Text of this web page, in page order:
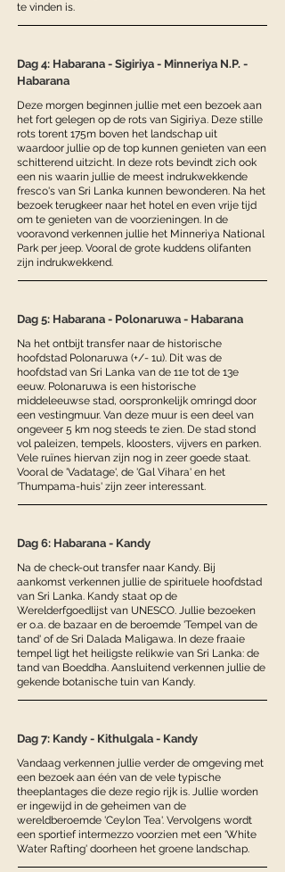
te vinden is.
Dag 4: Habarana - Sigiriya - Minneriya N.P. -
Habarana
Deze morgen beginnen jullie met een bezoek aan
het fort gelegen op de rots van Sigiriya. Deze stille
rots torent 175m boven het landschap uit
waardoor jullie op de top kunnen genieten van een
schitterend uitzicht. In deze rots bevindt zich ook
een nis waarin jullie de meest indrukwekkende
fresco's van Sri Lanka kunnen bewonderen. Na het
bezoek terugkeer naar het hotel en even vrije tijd
om te genieten van de voorzieningen. In de
vooravond verkennen jullie het Minneriya National
Park per jeep. Vooral de grote kuddens olifanten
zijn indrukwekkend.
Dag 5: Habarana - Polonaruwa - Habarana
Na het ontbijt transfer naar de historische
hoofdstad Polonaruwa (+/- 1u). Dit was de
hoofdstad van Sri Lanka van de 11e tot de 13e
eeuw. Polonaruwa is een historische
middeleeuwse stad, oorspronkelijk omringd door
een vestingmuur. Van deze muur is een deel van
ongeveer 5 km nog steeds te zien. De stad stond
vol paleizen, tempels, kloosters, vijvers en parken.
Vele ruïnes hiervan zijn nog in zeer goede staat.
Vooral de 'Vadatage', de 'Gal Vihara' en het
'Thumpama-huis' zijn zeer interessant.
Dag 6: Habarana - Kandy
Na de check-out transfer naar Kandy. Bij
aankomst verkennen jullie de spirituele hoofdstad
van Sri Lanka. Kandy staat op de
Werelderfgoedlijst van UNESCO. Jullie bezoeken
er o.a. de bazaar en de beroemde 'Tempel van de
tand' of de Sri Dalada Maligawa. In deze fraaie
tempel ligt het heiligste relikwie van Sri Lanka: de
tand van Boeddha. Aansluitend verkennen jullie de
gekende botanische tuin van Kandy.
Dag 7: Kandy - Kithulgala - Kandy
Vandaag verkennen jullie verder de omgeving met
een bezoek aan één van de vele typische
theeplantages die deze regio rijk is. Jullie worden
er ingewijd in de geheimen van de
wereldberoemde 'Ceylon Tea'. Vervolgens wordt
een sportief intermezzo voorzien met een 'White
Water Rafting' doorheen het groene landschap.